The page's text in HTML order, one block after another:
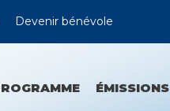
Devenir bénévole
ÉMISSIONS